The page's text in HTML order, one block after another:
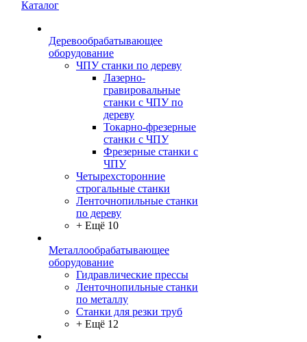
Каталог
Деревообрабатывающее
оборудование
ЧПУ станки по дереву
Лазерно-
гравировальные
станки с ЧПУ по
дереву
Токарно-фрезерные
станки с ЧПУ
Фрезерные станки с
ЧПУ
Четырехсторонние
строгальные станки
Ленточнопильные станки
по дереву
+ Ещё 10
Металлообрабатывающее
оборудование
Гидравлические прессы
Ленточнопильные станки
по металлу
Станки для резки труб
+ Ещё 12